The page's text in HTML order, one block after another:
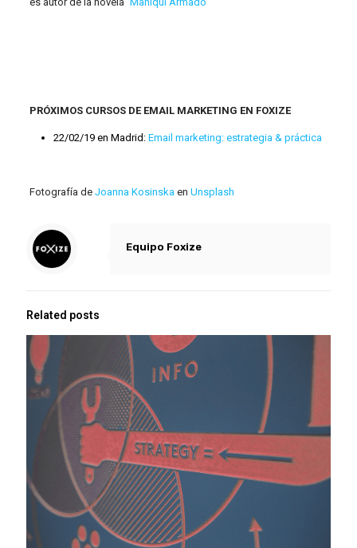
PRÓXIMOS CURSOS DE EMAIL MARKETING EN FOXIZE
22/02/19 en Madrid: Email marketing: estrategia & práctica
Fotografía deJoanna Kosinskaen Unsplash
Equipo Foxize
Related posts